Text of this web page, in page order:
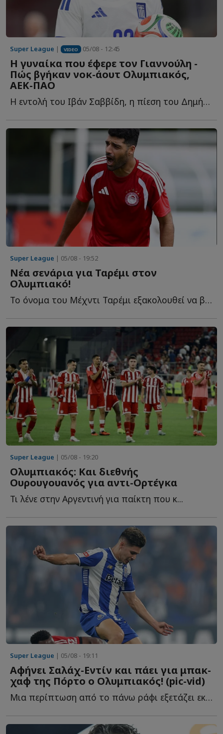
Super League | VIDEO 05/08 - 12:45
Η γυναίκα που έφερε τον Γιαννούλη -
Πώς βγήκαν νοκ-άουτ Ολυμπιακός,
ΑΕΚ-ΠΑΟ
Η εντολή του Ιβάν Σαββίδη, η πίεση του Δημήτρη Γιαννούλη γ...
Super League | 05/08 - 19:52
Νέα σενάρια για Ταρέμι στον
Ολυμπιακό!
Το όνομα του Μέχντι Ταρέμι εξακολουθεί να βρίσκεται σ...
Super League | 05/08 - 19:20
Ολυμπιακός: Και διεθνής
Ουρουγουανός για αντι-Ορτέγκα
Τι λένε στην Αργεντινή για παίκτη που κ...
Super League | 05/08 - 19:11
Αφήνει Σαλάχ-Εντίν και πάει για μπακ-
χαφ της Πόρτο ο Ολυμπιακός! (pic-vid)
Μια περίπτωση από το πάνω ράφι εξετάζει εκ νέου για τ...